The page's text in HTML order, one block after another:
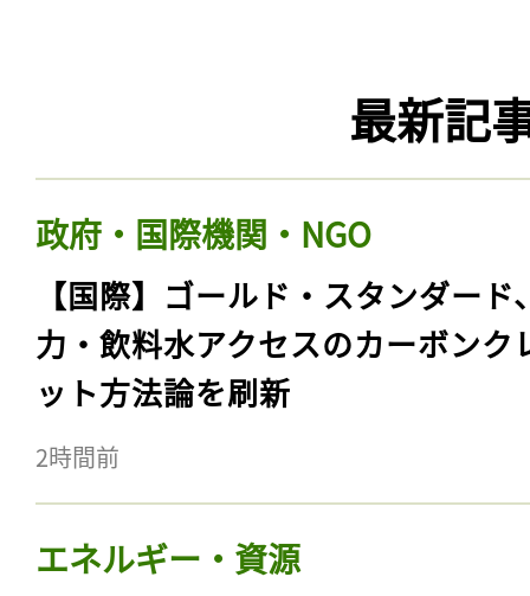
最新記
政府・国際機関・NGO
【国際】ゴールド・スタンダード
力・飲料水アクセスのカーボンク
ット方法論を刷新
2時間前
エネルギー・資源